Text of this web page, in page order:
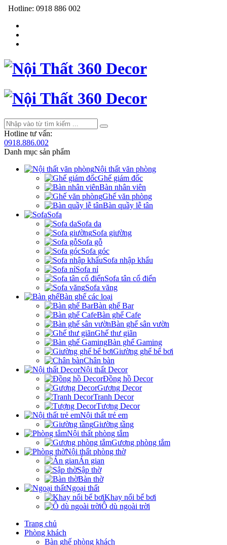
Hotline: 0918 886 002
Hotline tư vấn:
0918.886.002
Danh mục sản phẩm
Nội thất văn phòng
Ghế giám đốc
Bàn nhân viên
Ghế văn phòng
Bàn quầy lễ tân
Sofa
Sofa da
Sofa giường
Sofa gỗ
Sofa góc
Sofa nhập khẩu
Sofa nỉ
Sofa tân cổ điển
Sofa văng
Bàn ghế các loại
Bàn ghế Bar
Bàn ghế Cafe
Bàn ghế sân vườn
Ghế thư giãn
Bàn ghế Gaming
Giường ghế bể bơi
Chân bàn
Nội thất Decor
Đồng hồ Decor
Gương Decor
Tranh Decor
Tượng Decor
Nội thất trẻ em
Giường tầng
Nội thất phòng tắm
Gương phòng tắm
Nội thất phòng thờ
Án gian
Sập thờ
Bàn thờ
Ngoại thất
Khay nổi bể bơi
Ô dù ngoài trời
Trang chủ
Phòng khách
Bàn ghế phòng khách